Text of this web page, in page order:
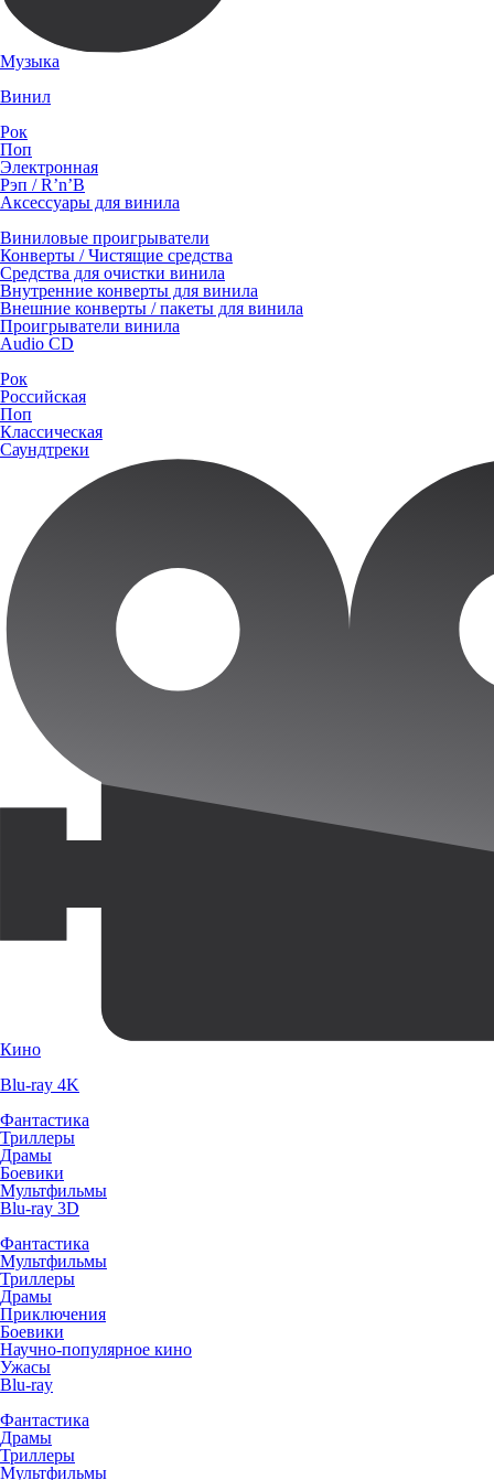
Музыка
Винил
Рок
Поп
Электронная
Рэп / R’n’B
Аксессуары для винила
Виниловые проигрыватели
Конверты / Чистящие средства
Средства для очистки винила
Внутренние конверты для винила
Внешние конверты / пакеты для винила
Проигрыватели винила
Audio CD
Рок
Российская
Поп
Классическая
Саундтреки
Кино
Blu-ray 4K
Фантастика
Триллеры
Драмы
Боевики
Мультфильмы
Blu-ray 3D
Фантастика
Мультфильмы
Триллеры
Драмы
Приключения
Боевики
Научно-популярное кино
Ужасы
Blu-ray
Фантастика
Драмы
Триллеры
Мультфильмы